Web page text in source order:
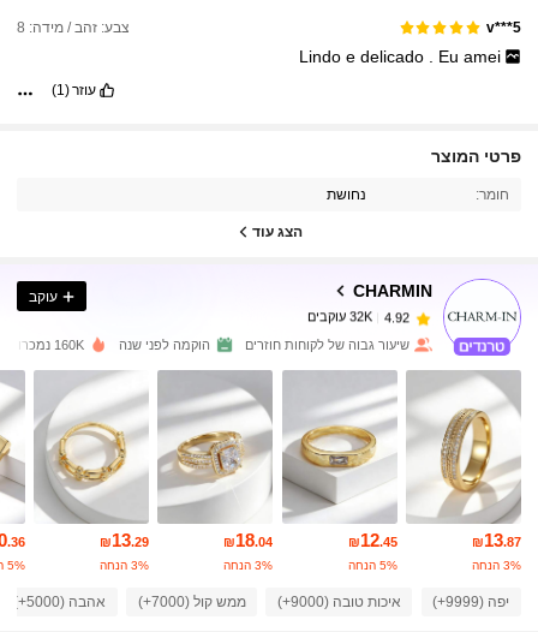
v***5 צבע: זהב / מידה: 8
Lindoedelicado Euamei
עוזר(1)
פרטי המוצר
חומר: נחושת
הצג עוד
CHARMIN
s***9 שילםלפני יום אחד
4.92 32K עוקבים
4.92 32K עוקבים
4.92 32K עוקבים
עוקב
שיעור גבוה של לקוחות חוזרים הוקמה לפני שנה 160K נמכרו לאחרונה
₪13.87
3% הנחה
₪12.45
5% הנחה
₪18.04
3% הנחה
₪13.29
3% הנחה
.36
5% הנחה
יפה (9999+) איכות טובה (9000+) ממש קול (7000+) אהבה (5000+)